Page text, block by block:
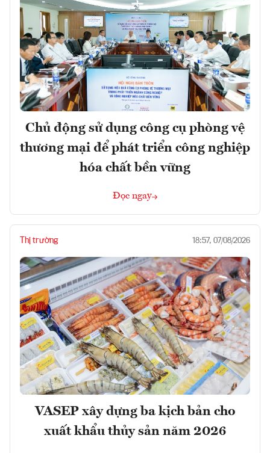
Chủ động sử dụng công cụ phòng vệ
thương mại để phát triển công nghiệp
hóa chất bền vững
Đọc ngay
Thị trường 18:57, 07/08/2026
VASEP xây dựng ba kịch bản cho
xuất khẩu thủy sản năm 2026